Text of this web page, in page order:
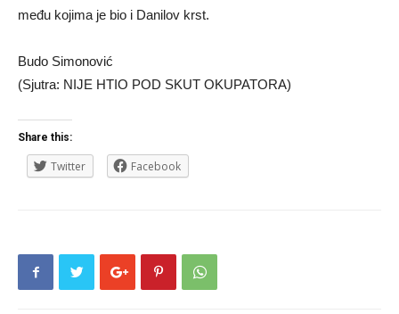
među kojima je bio i Danilov krst.
Budo Simonović
(Sjutra: NIJE HTIO POD SKUT OKUPATORA)
Share this:
Twitter Facebook